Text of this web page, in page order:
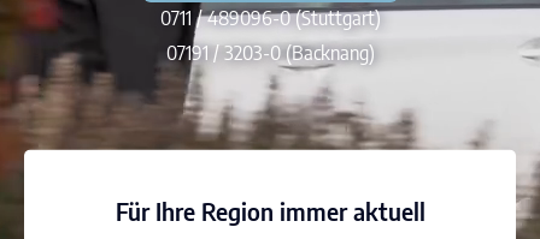
0711 / 489096-0 (Stuttgart)
07191 / 3203-0 (Backnang)
Für Ihre Region immer aktuell